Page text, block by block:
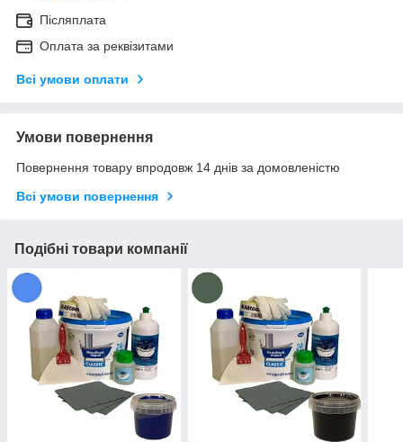
Післяплата
Оплата за реквізитами
Всі умови оплати
Умови повернення
Повернення товару впродовж 14 днів за домовленістю
Всі умови повернення
Подібні товари компанії